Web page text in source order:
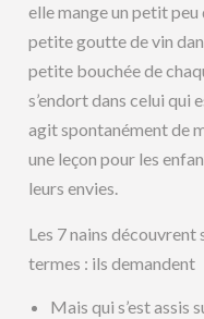
elle mange un petit
petite goutte de vin
petite bouchée de
s’endort dans celui qui
agit spontanément de
une leçon pour les
leurs envies.
Les 7 nains découvrent
termes : ils demandent
Mais qui s’est assis